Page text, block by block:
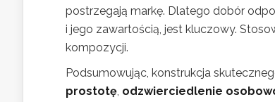
postrzegają markę. Dlatego dobór
i jego zawartością, jest kluczowy.
kompozycji.
Podsumowując, konstrukcja
prostotę, odzwierciedlenie